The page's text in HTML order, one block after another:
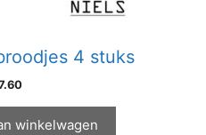
4 stuks
winkelwagen